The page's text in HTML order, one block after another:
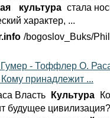
культура стала
характер, ...
/bogoslov_Buks/
Гумер - Тоффлер О.
Кому принадлежит ...
Власть
Культура
будущее